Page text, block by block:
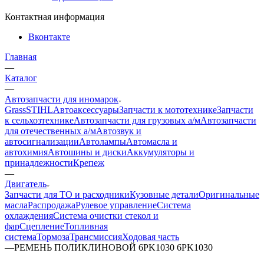
Контактная информация
Вконтакте
Главная
—
Каталог
—
Автозапчасти для иномарок
GrassSTIHLАвтоаксессуарыЗапчасти к мототехникеЗапчасти
к сельхозтехникеАвтозапчасти для грузовых а/мАвтозапчасти
для отечественных а/мАвтозвук и
автосигнализацииАвтолампыАвтомасла и
автохимияАвтошины и дискиАккумуляторы и
принадлежностиКрепеж
—
Двигатель
Запчасти для ТО и расходникиКузовные деталиОригинальные
маслаРаспродажаРулевое управлениеСистема
охлажденияСистема очистки стекол и
фарСцеплениеТопливная
системаТормозаТрансмиссияХодовая часть
—РЕМЕНЬ ПОЛИКЛИНОВОЙ 6PK1030 6PK1030